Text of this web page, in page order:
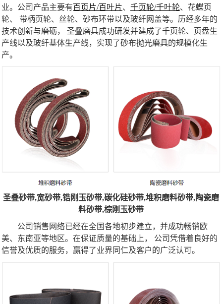
业。公司产品主要有百页片/百叶片、 千页轮/千叶轮、花蝶页
轮、 带柄页轮、丝轮、砂布环带以及玻纤网盖等。历经多年的
技术创新与磨砺， 圣叠磨具成功研发并建成了千页轮、页盘生
产线以及玻纤基体生产线，实现了砂布抛光磨具的规模化生
产。
圣叠砂带,宽砂带,锆刚玉砂带,碳化硅砂带,堆积磨料砂带,陶瓷磨
料砂带,棕刚玉砂带
公司销售网络已经在全国各地初步建立，并成功畅销欧
美、东南亚等地区。在保证质量的基础上， 公司凭借着良好的
信誉及优质的服务，赢得了业界同仁及客户的广泛认可。